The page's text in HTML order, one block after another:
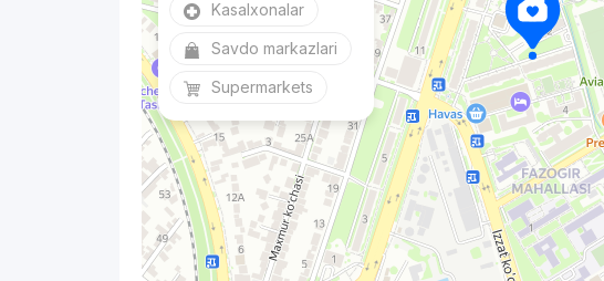
Kasalxonalar
Savdo markazlari
Supermarkets